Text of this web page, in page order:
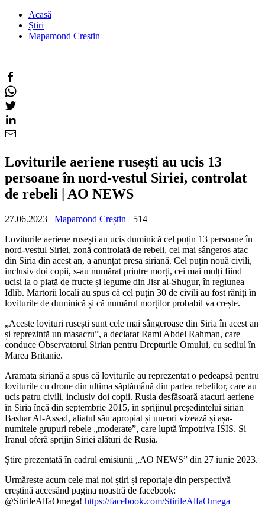
Acasă
Știri
Mapamond Creștin
Loviturile aeriene rusești au ucis 13
persoane în nord-vestul Siriei, controlat
de rebeli | AO NEWS
27.06.2023 Mapamond Creștin
514
Loviturile aeriene rusești au ucis duminică cel puțin 13 persoane în
nord-vestul Siriei, zonă controlată de rebeli, cel mai sângeros atac
din Siria din acest an, a anunțat presa siriană. Cel puțin nouă civili,
inclusiv doi copii, s-au numărat printre morți, cei mai mulți fiind
uciși la o piață de fructe și legume din Jisr al-Shugur, în regiunea
Idlib. Martorii locali au spus că cel puțin 30 de civili au fost răniți în
loviturile de duminică și că numărul morților probabil va crește.
„Aceste lovituri rusești sunt cele mai sângeroase din Siria în acest an
și reprezintă un masacru”, a declarat Rami Abdel Rahman, care
conduce Observatorul Sirian pentru Drepturile Omului, cu sediul în
Marea Britanie.
Aramata siriană a spus că loviturile au reprezentat o pedeapsă pentru
loviturile cu drone din ultima săptămână din partea rebelilor, care au
ucis patru civili, inclusiv doi copii. Rusia desfășoară atacuri aeriene
în Siria încă din septembrie 2015, în sprijinul președintelui sirian
Bashar Al-Assad, aliatul său apropiat și uneori vizează și așa-
numitele grupuri rebele „moderate”, care luptă împotriva ISIS. Și
Iranul oferă sprijin Siriei alături de Rusia.
Știre prezentată în cadrul emisiunii „AO NEWS” din 27 iunie 2023.
Urmărește acum cele mai noi știri și reportaje din perspectivă
creștină accesând pagina noastră de facebook:
@StirileAlfaOmega! https://facebook.com/StirileAlfaOmega